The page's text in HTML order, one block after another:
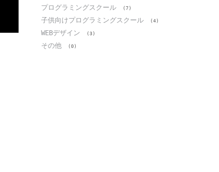
プログラミングスクール (7)
子供向けプログラミングスクール (4)
WEBデザイン (3)
その他 (0)